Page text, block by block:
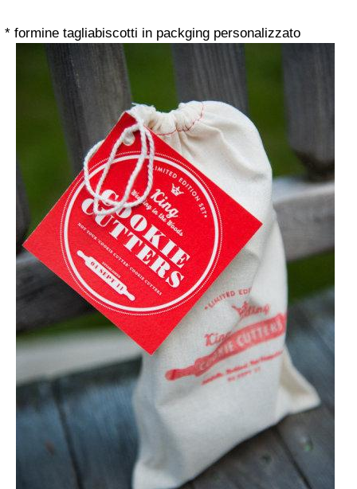
* formine tagliabiscotti in packging personalizzato